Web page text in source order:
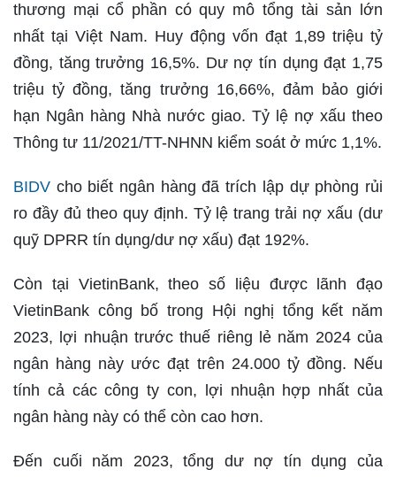
thương mại cổ phần có quy mô tổng tài sản lớn
nhất tại Việt Nam. Huy động vốn đạt 1,89 triệu tỷ
đồng, tăng trưởng 16,5%. Dư nợ tín dụng đạt 1,75
triệu tỷ đồng, tăng trưởng 16,66%, đảm bảo giới
hạn Ngân hàng Nhà nước giao. Tỷ lệ nợ xấu theo
Thông tư 11/2021/TT-NHNN kiểm soát ở mức 1,1%.
BIDV cho biết ngân hàng đã trích lập dự phòng rủi
ro đầy đủ theo quy định. Tỷ lệ trang trải nợ xấu (dư
quỹ DPRR tín dụng/dư nợ xấu) đạt 192%.
Còn tại VietinBank, theo số liệu được lãnh đạo
VietinBank công bố trong Hội nghị tổng kết năm
2023, lợi nhuận trước thuế riêng lẻ năm 2024 của
ngân hàng này ước đạt trên 24.000 tỷ đồng. Nếu
tính cả các công ty con, lợi nhuận hợp nhất của
ngân hàng này có thể còn cao hơn.
Đến cuối năm 2023, tổng dư nợ tín dụng của